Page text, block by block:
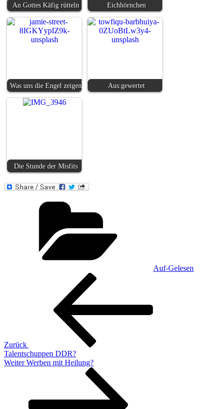
An Gottes Käfig rütteln
Eichhörnchen
Was uns die Engel zeigen Aus:gewertet
Die Stunde der Misfits
Auf-Gelesen
Beitragsnavigation
Zurück
Talentschuppen DDR?
Nächster
Weiter Werben mit Heilung?